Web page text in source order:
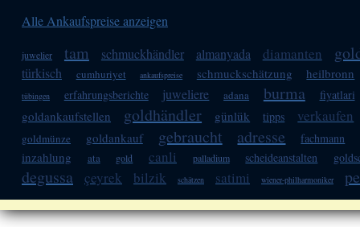
Alle Ankaufspreise anzeigen
juwelier tam schmuckhändler almanyada diamanten
türkisch cumhuriyet ankaufspreise schmuckschätzung heilbronn
tübingen erfahrungsberichte juweliere adana burma fiyatlari
goldankaufstellen goldhändler günlük tipps verkaufen
goldmünze goldankauf gebraucht adresse fachmann
inzahlung ata gold canli palladium scheideanstalten
degussa çeyrek bilzik schätzen satimi wiener-philharmoniker